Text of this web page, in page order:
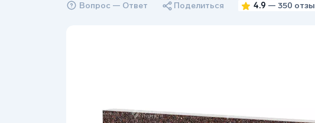
Вопрос — Ответ Поделиться 4.9 — 350